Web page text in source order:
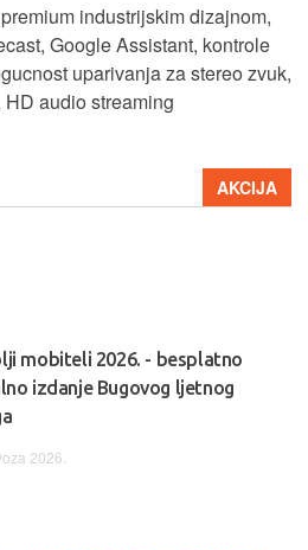
industrijskim dizajnom,
Google Assistant, kontrole
uparivanja za stereo zvuk,
audio streaming
AKCIJA
mobiteli 2026. - besplatno
izdanje Bugovog ljetnog
2026.